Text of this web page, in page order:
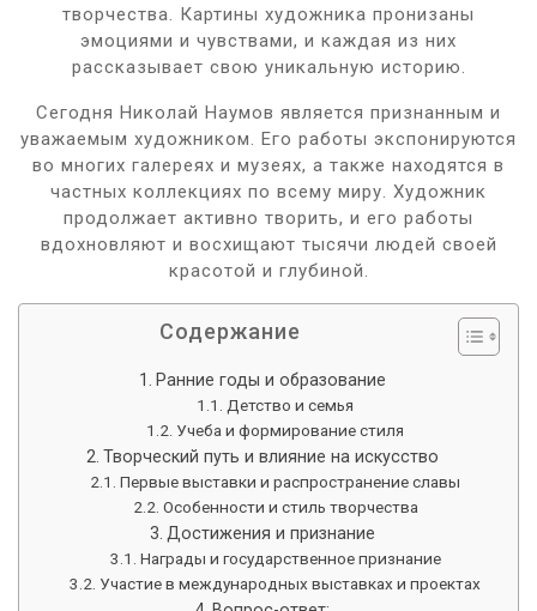
творчества. Картины художника пронизаны
эмоциями и чувствами, и каждая из них
рассказывает свою уникальную историю.
Сегодня Николай Наумов является признанным и
уважаемым художником. Его работы экспонируются
во многих галереях и музеях, а также находятся в
частных коллекциях по всему миру. Художник
продолжает активно творить, и его работы
вдохновляют и восхищают тысячи людей своей
красотой и глубиной.
Содержание
Ранние годы и образование
Детство и семья
Учеба и формирование стиля
Творческий путь и влияние на искусство
Первые выставки и распространение славы
Особенности и стиль творчества
Достижения и признание
Награды и государственное признание
Участие в международных выставках и проектах